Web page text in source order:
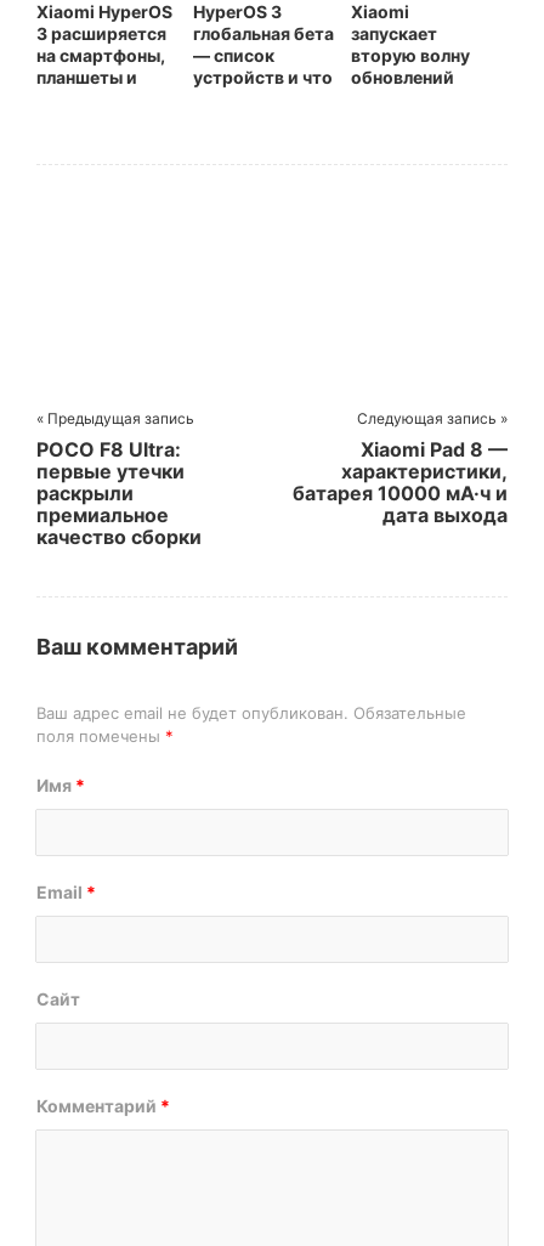
Xiaomi HyperOS
3 расширяется
на смартфоны,
планшеты и
HyperOS 3
глобальная бета
— список
устройств и что
Xiaomi
запускает
вторую волну
обновлений
прошивку
« Предыдущая запись
POCO F8 Ultra:
первые утечки
раскрыли
премиальное
качество сборки
Следующая запись »
Xiaomi Pad 8 —
характеристики,
батарея 10000 мА·ч и
дата выхода
Ваш комментарий
Ваш адрес email не будет опубликован. Обязательные
поля помечены *
Имя *
Email *
Сайт
Комментарий *